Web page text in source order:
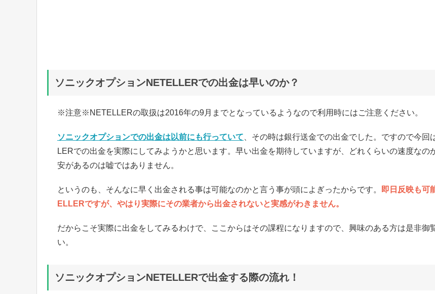
ソニックオプションNETELLERでの出金は早いのか？
※注意※NETELLERの取扱は2016年の9月までとなっているようなので利用時にはご注意ください。
ソニックオプションでの出金は以前にも行っていて 、その時は銀行送金での出金でした。ですので今回
LERでの出金を実際にしてみようかと思います。早い出金を期待していますが、どれくらいの速度なの
安があるのは嘘ではありません。
というのも、そんなに早く出金される事は可能なのかと言う事が頭によぎったからです。
即日反映も可
ELLERですが、やはり実際にその業者から出金されないと実感がわきません。
だからこそ実際に出金をしてみるわけで、ここからはその課程になりますので、興味のある方は是非御
い。
ソニックオプションNETELLERで出金する際の流れ！